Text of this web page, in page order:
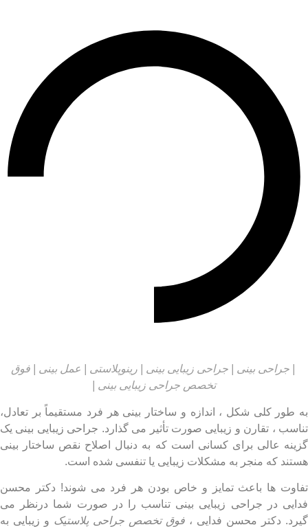
جراحی بینی | جراحی زیبایی بینی | رینوپلاستی | عمل بینی | فوق
تخصص جراحی زیبایی بینی |
کلی شکل ، اندازه و ساختار بینی هر فرد مستقیماً بر تعادل،
، تقارن و زیبایی صورت تأثیر می گذارد. جراحی زیبایی بینی یک
عالی برای کسانی است که به دنبال اصلاح نقص ساختار بینی
که منجر به مشکلات زیبایی یا تنفسی شده است.
ها باعث تمایز و خاص بودن هر فرد می شوند! دکتر محسن
در جراحی زیبایی بینی تناسب را در صورت شما درنظر می
دکتر محسن فدایی ، فوق تخصص جراحی پلاستیکو زیبایی به